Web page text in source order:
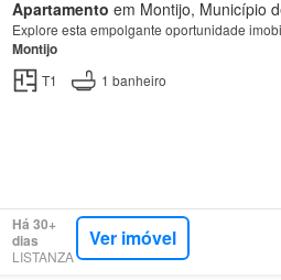
Apartamento em Montijo, Município
Explore esta empolgante oportunidade
Montijo
T1 1 banheiro
Há 30+
dias
LISTANZA
Ver imóvel